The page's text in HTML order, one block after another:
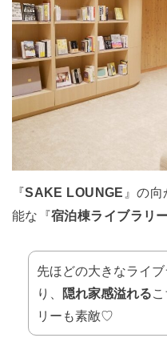
『SAKE LOUNGE 』の
能な『宿泊棟ライブラリ
先ほどの大きなライ
り、
隠れ家感溢れる
リーも素敵♡